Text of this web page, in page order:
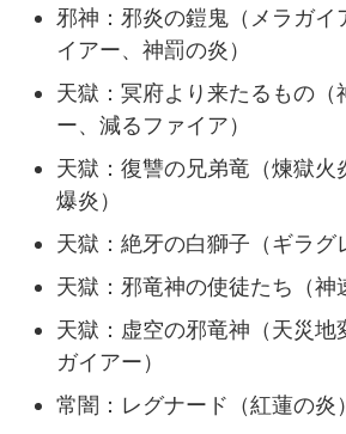
邪神：邪炎の鎧鬼（メラガイ
イアー、神罰の炎）
天獄：冥府より来たるもの（
ー、減るファイア）
天獄：復讐の兄弟竜（煉獄火
爆炎）
天獄：絶牙の白獅子（ギラグ
天獄：邪竜神の使徒たち（神
天獄：虚空の邪竜神（天災地
ガイアー）
常闇：レグナード（紅蓮の炎）